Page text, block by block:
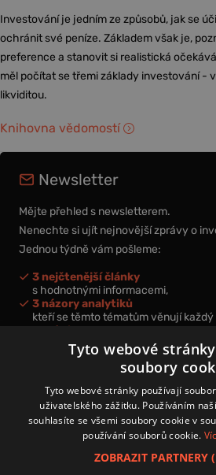
Investování je jedním ze způsobů, jak se
ochránit své peníze. Základem však je,
preference a stanovit si realistická
měl počítat se třemi základy investování -
likviditou.
Knihovna vědomostí
Newsletter
Mějte přehled s newsletterem.
Nenechte si ujít nejnovější zprávy o
Jednou týdně vám pošleme:
3 nejčtenější články
s hodnotnými informacemi,
3 názory analytiků
kteří se těmto tématům věnují každý
nová videa a podcasty
k prohloubení vašich znalostí.
Přihlášením k newsletteru vyjadřujete svůj
zpracování osobních údajů.
Tyto webové
soubory
Tyto webové stránky používají
uživatelského zážitku. Používáním
souhlasíte se všemi soubory cookie v
používání souborů cookie.
ZOBRAZIT PARTNERY